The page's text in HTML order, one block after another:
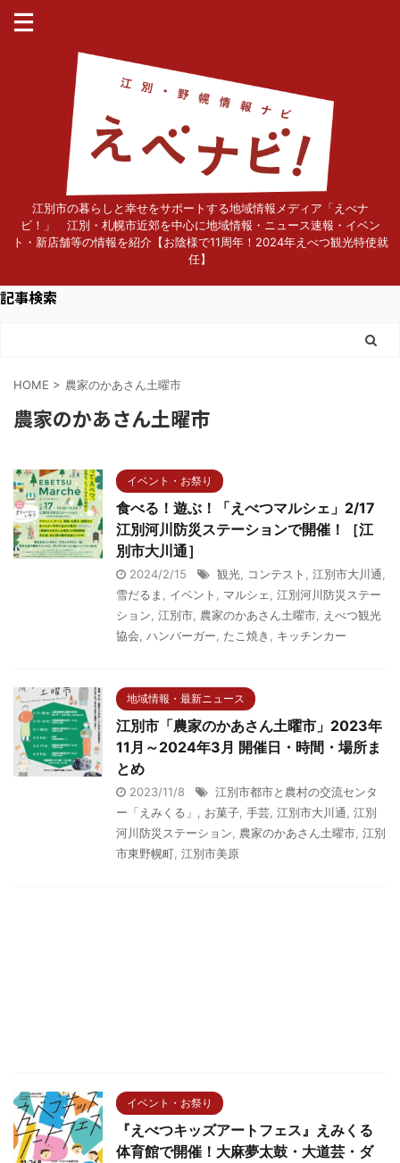
江別市の暮らしと幸せをサポートする地域情報メディア「えべナ
ビ！」 江別・札幌市近郊を中心に地域情報・ニュース速報・イベン
ト・新店舗等の情報を紹介【お陰様で11周年！2024年えべつ観光特使就
任】
記事検索
HOME > 農家のかあさん土曜市
農家のかあさん土曜市
イベント・お祭り
食べる！遊ぶ！「えべつマルシェ」2/17
江別河川防災ステーションで開催！［江
別市大川通］
2024/2/15 観光, コンテスト , 江別市大川通,
雪だるま , イベント , マルシェ, 江別河川防災ステー
ション, 江別市, 農家のかあさん土曜市, えべつ観光
協会, ハンバーガー, たこ焼き , キッチンカー
地域情報・最新ニュース
江別市「農家のかあさん土曜市」2023年
11月～2024年3月 開催日・時間・場所ま
とめ
2023/11/8
江別市都市と農村の交流センタ
ー「えみくる」 , お菓子, 手芸, 江別市大川通, 江別
河川防災ステーション, 農家のかあさん土曜市, 江別
市東野幌町, 江別市美原
イベント・お祭り
『えべつキッズアートフェス』えみくる
体育館で開催！大麻夢太鼓・大道芸・ダ